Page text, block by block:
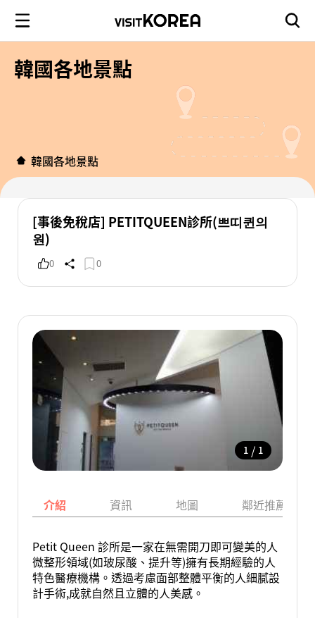
韓國各地景點
韓國各地景點
[事後免稅店] PETITQUEEN診所(쁘띠퀸의
원)
0 0
1 / 1
介紹 資訊 地圖 鄰近推薦景點
Petit Queen 診所是一家在無需開刀即可變美的人
微整形領域(如玻尿酸、提升等)擁有長期經驗的人
特色醫療機構。透過考慮面部整體平衡的人細膩設
計手術,成就自然且立體的人美感。